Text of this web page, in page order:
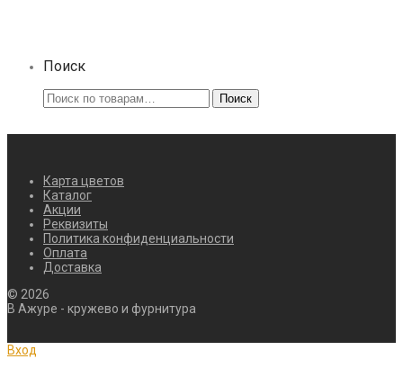
Поиск
Искать: Поиск
Карта цветов
Каталог
Акции
Реквизиты
Политика конфиденциальности
Оплата
Доставка
© 2026
В Ажуре - кружево и фурнитура
Вход